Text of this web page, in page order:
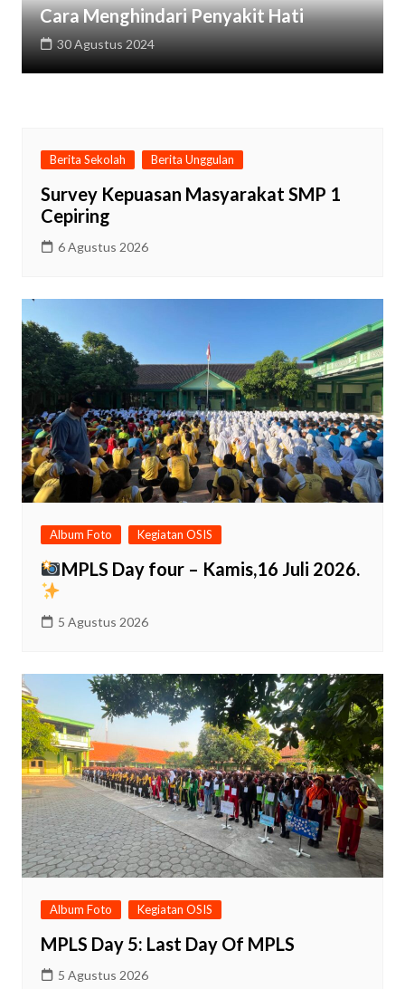
Cara Menghindari Penyakit Hati
30 Agustus 2024
Berita Sekolah Berita Unggulan
Survey Kepuasan Masyarakat SMP 1
Cepiring
6 Agustus 2026
Album Foto Kegiatan OSIS
MPLS Day four – Kamis,16 Juli 2026.
5 Agustus 2026
Album Foto Kegiatan OSIS
MPLS Day 5: Last Day Of MPLS
5 Agustus 2026